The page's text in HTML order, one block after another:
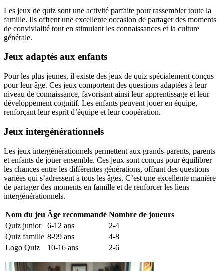
Les jeux de quiz sont une activité parfaite pour rassembler toute la
famille. Ils offrent une excellente occasion de partager des moments
de convivialité tout en stimulant les connaissances et la culture
générale.
Jeux adaptés aux enfants
Pour les plus jeunes, il existe des jeux de quiz spécialement conçus
pour leur âge. Ces jeux comportent des questions adaptées à leur
niveau de connaissance, favorisant ainsi leur apprentissage et leur
développement cognitif. Les enfants peuvent jouer en équipe,
renforçant leur esprit d’équipe et leur coopération.
Jeux intergénérationnels
Les jeux intergénérationnels permettent aux grands-parents, parents
et enfants de jouer ensemble. Ces jeux sont conçus pour équilibrer
les chances entre les différentes générations, offrant des questions
variées qui s’adressent à tous les âges. C’est une excellente manière
de partager des moments en famille et de renforcer les liens
intergénérationnels.
Nom du jeu Âge recommandé Nombre de joueurs
Quiz junior
6-12 ans
2-4
Quiz famille 8-99 ans
4-8
Logo Quiz
10-16 ans 2-6